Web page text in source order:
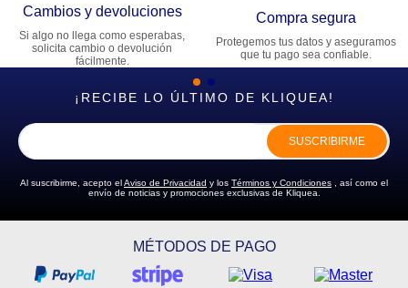
Cambios y devoluciones
Si algo no llega como esperabas,
solicita cambio o devolución
fácilmente.
Compra segura
Protegemos tus datos y aseguramos
que tu pago sea confiable.
¡RECIBE LO ÚLTIMO DE KLIQUEA!
SUSCRIBIRME
Al suscribirme, acepto elAviso de Privacidad y los Términos y Condiciones , así como el
envío de noticias y promociones exclusivas de Kliquea.
MÉTODOS DE PAGO